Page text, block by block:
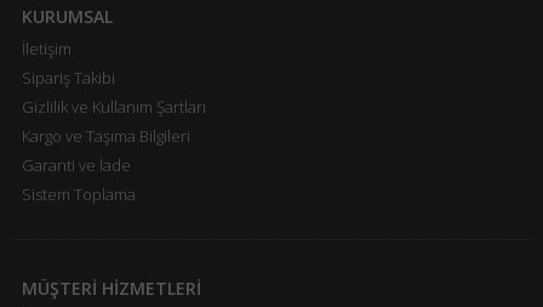
KURUMSAL
İletişim
Sipariş Takibi
Gizlilik ve Kullanım Şartları
Kargo ve Taşıma Bilgileri
Garanti ve İade
Sistem Toplama
MÜŞTERİ HİZMETLERİ